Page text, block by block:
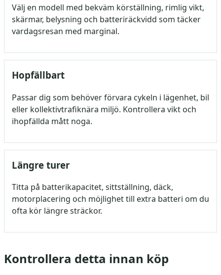
Välj en modell med bekväm körställning, rimlig vikt,
skärmar, belysning och batteriräckvidd som täcker
vardagsresan med marginal.
Hopfällbart
Passar dig som behöver förvara cykeln i lägenhet, bil
eller kollektivtrafiknära miljö. Kontrollera vikt och
ihopfällda mått noga.
Längre turer
Titta på batterikapacitet, sittställning, däck,
motorplacering och möjlighet till extra batteri om du
ofta kör längre sträckor.
Kontrollera detta innan köp